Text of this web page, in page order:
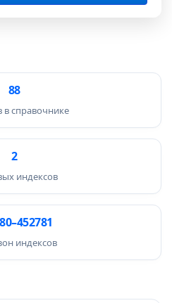
88
в справочнике
2
индексов
индексов